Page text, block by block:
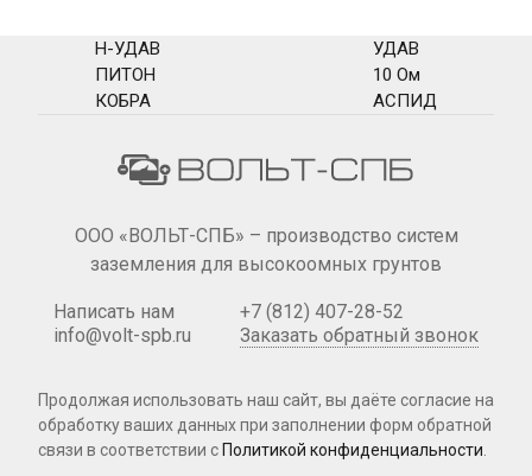
Н-УДАВ
ПИТОН
КОБРА
УДАВ
10 Ом
АСПИД
ООО «ВОЛЬТ-СПБ» – производство систем
заземления для высокоомных грунтов
Написать нам
info@volt-spb.ru
+7 (812) 407-28-52
Заказать обратный звонок
Продолжая использовать наш сайт, вы даёте согласие на
обработку ваших данных при заполнении форм обратной
связи в соответствии с Политикой конфиденциальности.